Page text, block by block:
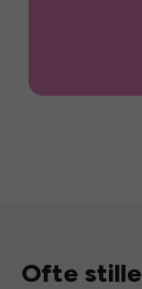
Ofte